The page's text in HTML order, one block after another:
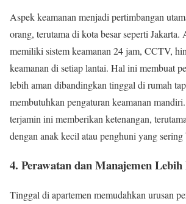
Aspek keamanan menjadi pertimbangan
orang, terutama di kota besar seperti Jakarta.
memiliki sistem keamanan 24 jam, CCTV,
keamanan di setiap lantai. Hal ini membuat
lebih aman dibandingkan tinggal di rumah
membutuhkan pengaturan keamanan
terjamin ini memberikan ketenangan,
dengan anak kecil atau penghuni yang sering
4. Perawatan dan Manajemen
Tinggal di apartemen memudahkan urusan